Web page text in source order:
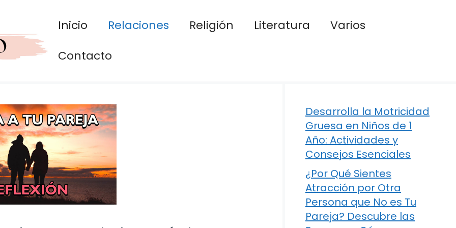
Inicio Relaciones Religión Literatura
Varios
Contacto
Desarrolla la Motricidad
Gruesa en Niños de 1
Año: Actividades y
Consejos Esenciales
¿Por Qué Sientes
Atracción por Otra
Persona que No es Tu
Pareja? Descubre las